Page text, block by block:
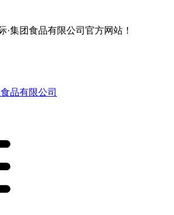
·集团食品有限公司官方网站！